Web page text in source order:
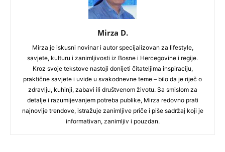
Mirza D.
Mirza je iskusni novinar i autor specijalizovan za lifestyle,
savjete, kulturu i zanimljivosti iz Bosne i Hercegovine i regije.
Kroz svoje tekstove nastoji donijeti čitateljima inspiraciju,
praktične savjete i uvide u svakodnevne teme – bilo da je riječ o
zdravlju, kuhinji, zabavi ili društvenom životu. Sa smislom za
detalje i razumijevanjem potreba publike, Mirza redovno prati
najnovije trendove, istražuje zanimljive priče i piše sadržaj koji je
informativan, zanimljiv i pouzdan.